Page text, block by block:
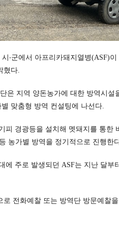
‧군에서 아프리카돼지열병(ASF)
혔다.
은 지역 양돈농가에 대한 방역시
맞춤형 방역 컨설팅에 나선다.
피 경광등을 설치해 멧돼지를 통한
농가별 방역을 정기적으로 진행한
에 주로 발생되던 ASF는 지난 달
로 전화예찰 또는 방역단 방문예찰